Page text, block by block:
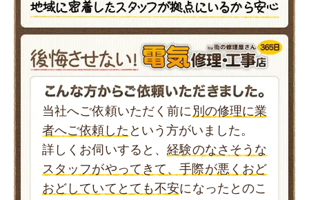
当社へご依頼いただく前に 別の修理に業
者へご依頼した という方がいました。
詳しくお伺いすると、経験のなさそうな
スタッフがやってきて、手際が悪くおど
おどしていてとても不安になったとのこ